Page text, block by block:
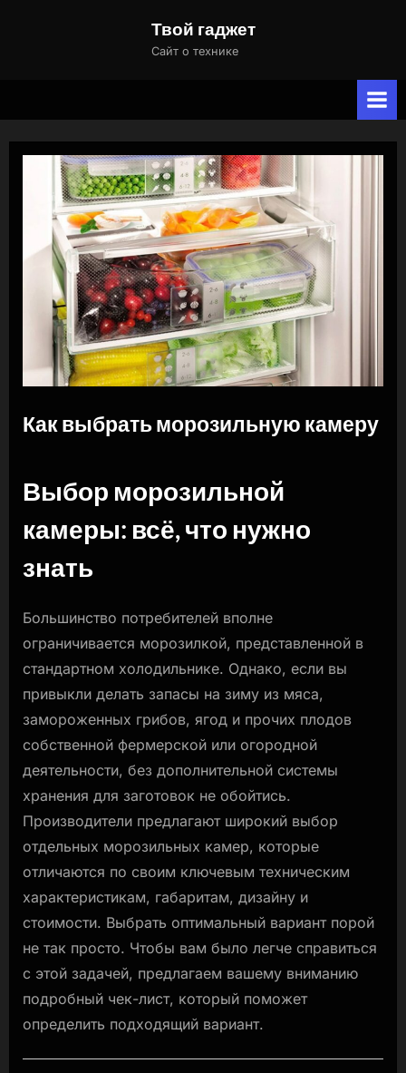
Твой гаджет
Сайт о технике
Как выбрать морозильную камеру
Выбор морозильной
камеры: всё, что нужно
знать
Большинство потребителей вполне
ограничивается морозилкой, представленной в
стандартном холодильнике. Однако, если вы
привыкли делать запасы на зиму из мяса,
замороженных грибов, ягод и прочих плодов
собственной фермерской или огородной
деятельности, без дополнительной системы
хранения для заготовок не обойтись.
Производители предлагают широкий выбор
отдельных морозильных камер, которые
отличаются по своим ключевым техническим
характеристикам, габаритам, дизайну и
стоимости. Выбрать оптимальный вариант порой
не так просто. Чтобы вам было легче справиться
с этой задачей, предлагаем вашему вниманию
подробный чек-лист, который поможет
определить подходящий вариант.